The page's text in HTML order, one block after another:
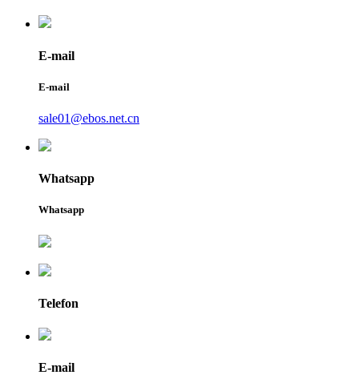
E-mail
E-mail
sale01@ebos.net.cn
Whatsapp
Whatsapp
Telefon
E-mail